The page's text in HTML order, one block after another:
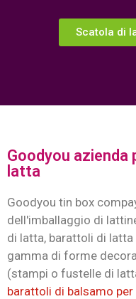
Scatola di
Goodyou
latta
Goodyou tin box
dell'imballaggio di
di latta, barattoli di
gamma di forme
(stampi o fustelle di
barattoli di balsamo per
Contattaci
rapida
Aiutaci a capire
raccontandoci
imballaggio, come le
scatola di latta e
Il tuo nome